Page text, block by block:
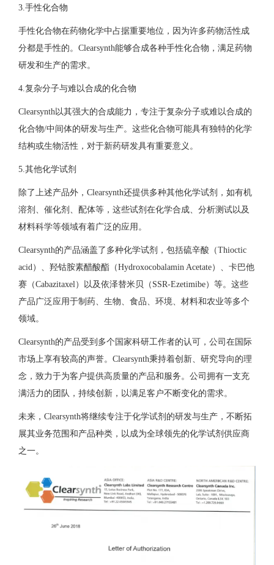
3.手性化合物
手性化合物在药物化学中占据重要地位，因为许多药物活性成
分都是手性的。Clearsynth能够合成各种手性化合物，满足药物
研发和生产的需求。
4.复杂分子与难以合成的化合物
Clearsynth以其强大的合成能力，专注于复杂分子或难以合成的
化合物/中间体的研发与生产。这些化合物可能具有独特的化学
结构或生物活性，对于新药研发具有重要意义。
5.其他化学试剂
除了上述产品外，Clearsynth还提供多种其他化学试剂，如有机
溶剂、催化剂、配体等，这些试剂在化学合成、分析测试以及
材料科学等领域有着广泛的应用。
Clearsynth的产品涵盖了多种化学试剂，包括硫辛酸（Thioctic
acid）、羟钴胺素醋酸酯（Hydroxocobalamin Acetate）、卡巴他
赛（Cabazitaxel）以及依泽替米贝（SSR-Ezetimibe）等。这些
产品广泛应用于制药、生物、食品、环境、材料和农业等多个
领域。
Clearsynth的产品受到多个国家科研工作者的认可，公司在国际
市场上享有较高的声誉。Clearsynth秉持着创新、研究导向的理
念，致力于为客户提供高质量的产品和服务。公司拥有一支充
满活力的团队，持续创新，以满足客户不断变化的需求。
未来，Clearsynth将继续专注于化学试剂的研发与生产，不断拓
展其业务范围和产品种类，以成为全球领先的化学试剂供应商
之一。